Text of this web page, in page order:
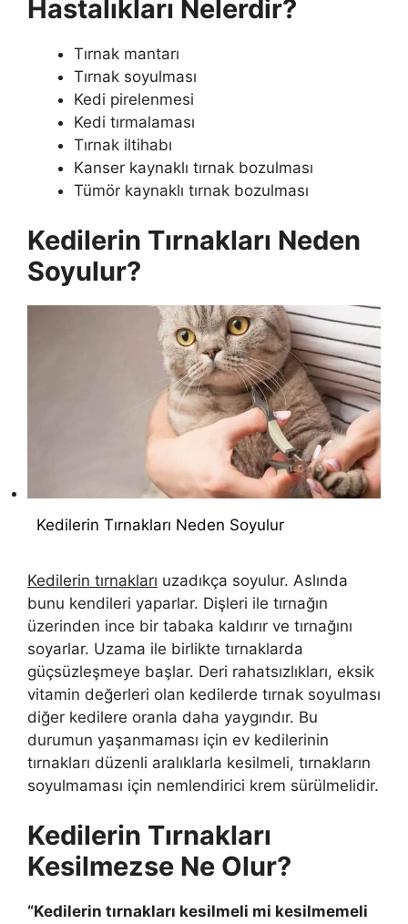
Hastalıkları Nelerdir?
Tırnak mantarı
Tırnak soyulması
Kedi pirelenmesi
Kedi tırmalaması
Tırnak iltihabı
Kanser kaynaklı tırnak bozulması
Tümör kaynaklı tırnak bozulması
Kedilerin Tırnakları Neden
Soyulur?
Kedilerin Tırnakları Neden Soyulur
Kedilerin tırnakları uzadıkça soyulur. Aslında
bunu kendileri yaparlar. Dişleri ile tırnağın
üzerinden ince bir tabaka kaldırır ve tırnağını
soyarlar. Uzama ile birlikte tırnaklarda
güçsüzleşmeye başlar. Deri rahatsızlıkları, eksik
vitamin değerleri olan kedilerde tırnak soyulması
diğer kedilere oranla daha yaygındır. Bu
durumun yaşanmaması için ev kedilerinin
tırnakları düzenli aralıklarla kesilmeli, tırnakların
soyulmaması için nemlendirici krem sürülmelidir.
Kedilerin Tırnakları
Kesilmezse Ne Olur?
“Kedilerin tırnakları kesilmeli mi kesilmemeli